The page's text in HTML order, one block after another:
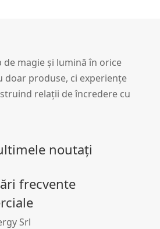
magie și lumină în orice
doar produse, ci experiențe
relații de încredere cu
noutați
frecvente
Srl